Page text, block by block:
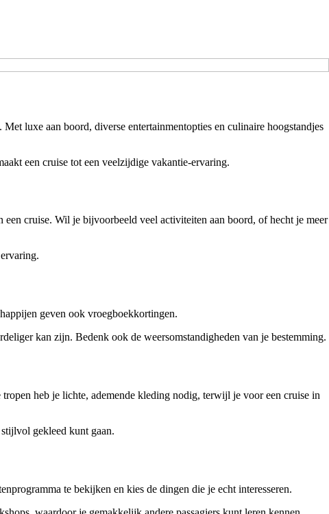
luxe aan boord, diverse entertainmentopties en culinaire hoogstandjes
een cruise tot een veelzijdige vakantie-ervaring.
cruise. Wil je bijvoorbeeld veel activiteiten aan boord, of hecht je meer
geven ook vroegboekkortingen.
kan zijn. Bedenk ook de weersomstandigheden van je bestemming.
heb je lichte, ademende kleding nodig, terwijl je voor een cruise in
gekleed kunt gaan.
te bekijken en kies de dingen die je echt interesseren.